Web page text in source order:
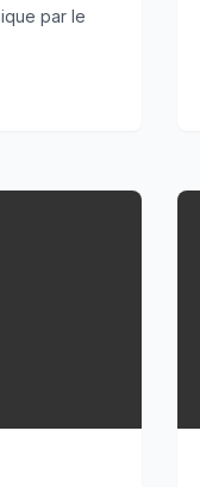
par le